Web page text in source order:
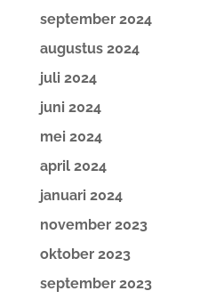
september 2024
augustus 2024
juli 2024
juni 2024
mei 2024
april 2024
januari 2024
november 2023
oktober 2023
september 2023